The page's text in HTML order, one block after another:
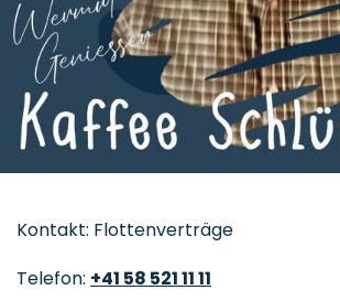
Kontakt: Flottenverträge
Telefon: +41 58 521 11 11